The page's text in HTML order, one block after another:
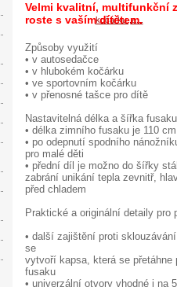
Velmi kvalitní, multifunkční
roste s vaším dítětem.
Způsoby využití
• v autosedačce
• v hlubokém kočárku
• ve sportovním kočárku
• v přenosné tašce pro dítě
Nastavitelná délka a šířka fusaku
• délka zimního fusaku je 110
• po odepnutí spodního
pro malé děti
• přední díl je možno do šířky
zabrání unikání tepla zevnitř,
před chladem
Praktické a originální detaily pro
• další zajištění proti
se
vytvoří kapsa, která se
fusaku
• univerzální otvory vhodné i na